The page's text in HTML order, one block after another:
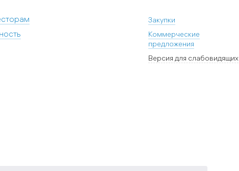
Закупки
Коммерческие
предложения
Версия для слабовидящих